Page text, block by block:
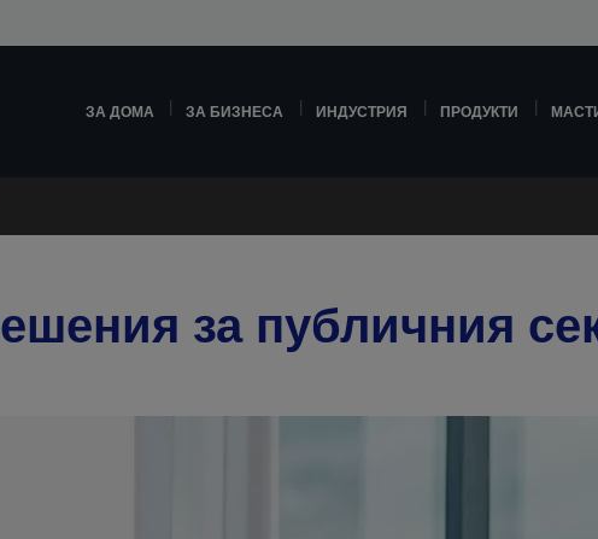
ЗА ДОМА ЗА БИЗНЕСА ИНДУСТРИЯ ПРОДУКТИ
за публичния